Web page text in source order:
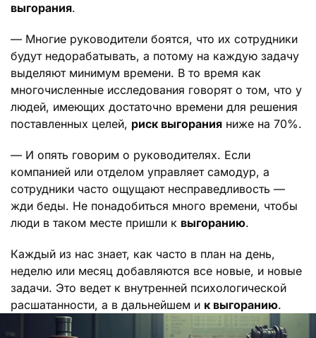
выгорания.
— Многие руководители боятся, что их сотрудники
будут недорабатывать, а потому на каждую задачу
выделяют минимум времени. В то время как
многочисленные исследования говорят о том, что у
людей, имеющих достаточно времени для решения
поставленных целей, риск выгорания ниже на 70%.
— И опять говорим о руководителях. Если
компанией или отделом управляет самодур, а
сотрудники часто ощущают несправедливость —
жди беды. Не понадобиться много времени, чтобы
люди в таком месте пришли к выгоранию.
Каждый из нас знает, как часто в план на день,
неделю или месяц добавляются все новые, и новые
задачи. Это ведет к внутренней психологической
расшатанности, а в дальнейшем и к выгоранию.